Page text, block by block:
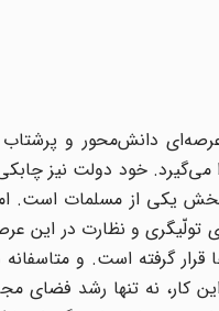
دانش‌محور و
خود دولت نیز
یکی از مسلمات است.
و نظارت در این
گرفته است. و
کار، نه تنها رشد فضای